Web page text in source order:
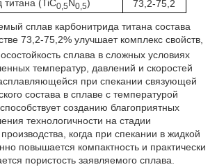
титана (TiC0,5 N0,5) 73,2-75,2
сплав карбонитрида титана состава
73,2-75,2% улучшает комплекс свойств,
сплава в сложных условиях
температур, давлений и скоростей
при спекании связующей
состава в сплаве с температурой
созданию благоприятных
технологичности на стадии
когда при спекании в жидкой
повышается компактность и практически
пористость заявляемого сплава.